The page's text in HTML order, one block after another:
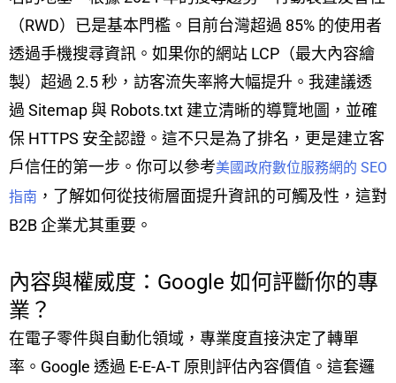
（RWD）已是基本門檻。目前台灣超過 85% 的使用者
透過手機搜尋資訊。如果你的網站 LCP（最大內容繪
製）超過 2.5 秒，訪客流失率將大幅提升。我建議透
過 Sitemap 與 Robots.txt 建立清晰的導覽地圖，並確
保 HTTPS 安全認證。這不只是為了排名，更是建立客
戶信任的第一步。你可以參考美國政府數位服務網的 SEO
指南 ，了解如何從技術層面提升資訊的可觸及性，這對
B2B 企業尤其重要。
內容與權威度：Google 如何評斷你的專
業？
在電子零件與自動化領域，專業度直接決定了轉單
率。Google 透過 E-E-A-T 原則評估內容價值。這套邏